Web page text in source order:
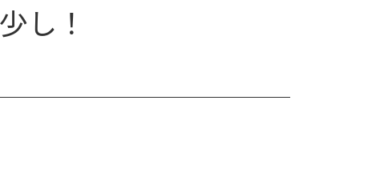
し！